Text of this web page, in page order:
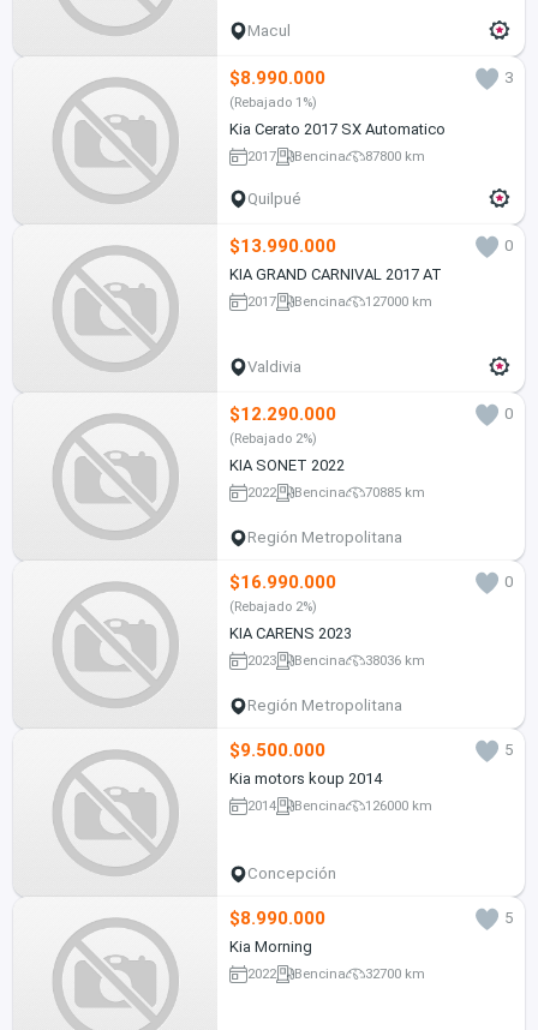
Macul
$8.990.000 3
(Rebajado 1%)
Kia Cerato 2017 SX Automatico
2017 Bencina 87800 km
Quilpué
$13.990.000
0
KIA GRAND CARNIVAL 2017 AT
2017 Bencina 127000 km
Valdivia
$12.290.000 0
(Rebajado 2%)
KIA SONET 2022
2022 Bencina 70885 km
Región Metropolitana
$16.990.000 0
(Rebajado 2%)
KIA CARENS 2023
2023 Bencina 38036 km
Región Metropolitana
$9.500.000
5
Kia motors koup 2014
2014 Bencina 126000 km
Concepción
$8.990.000
5
Kia Morning
2022 Bencina 32700 km